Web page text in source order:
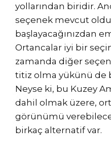
yollarından biridir.
seçenek mevcut
başlayacağınızdan
Ortancalar iyi bir
zamanda diğer
titiz olma yükünü de
Neyse ki, bu Kuzey
dahil olmak üzere,
görünümü
birkaç alternatif var.